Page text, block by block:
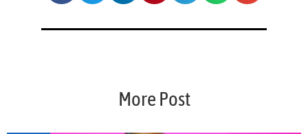
More Post